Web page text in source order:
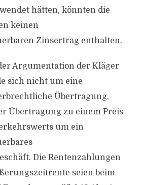
hätten, könnten die
keinen
Zinsertrag enthalten.
Argumentation der Kläger
sich nicht um eine
Übertragung,
Übertragung zu einem Preis
um ein
Die Rentenzahlungen
seien beim